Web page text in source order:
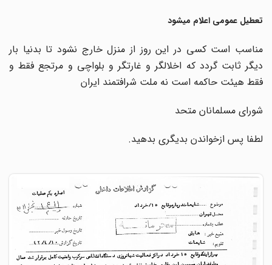
تعطیل عمومی اعلام میشود
مناسب است کسی در این روز از منزل خارج نشود تا بدنیا بار
دیگر ثابت گردد که اخلالگر و غارتگر و بلواچی و مرتجع فقط و
فقط هیئت حاکمه است نه ملت شرافتمند ایران
شورای مسلمانان متحد
لطفا پس ازخواندن بدیگری بدهید.